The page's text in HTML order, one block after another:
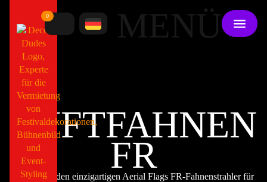
0 MENÜ
LUFTFAHNEN
FR
Mieten Sie den einzigartigen Aerial Flags FR-Fahnenstrahler für